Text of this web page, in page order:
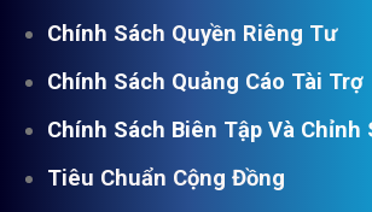
Chính Sách Quyền Riêng Tư
Chính Sách Quảng Cáo Tài Trợ
Chính Sách Biên Tập Và Chỉnh
Tiêu Chuẩn Cộng Đồng